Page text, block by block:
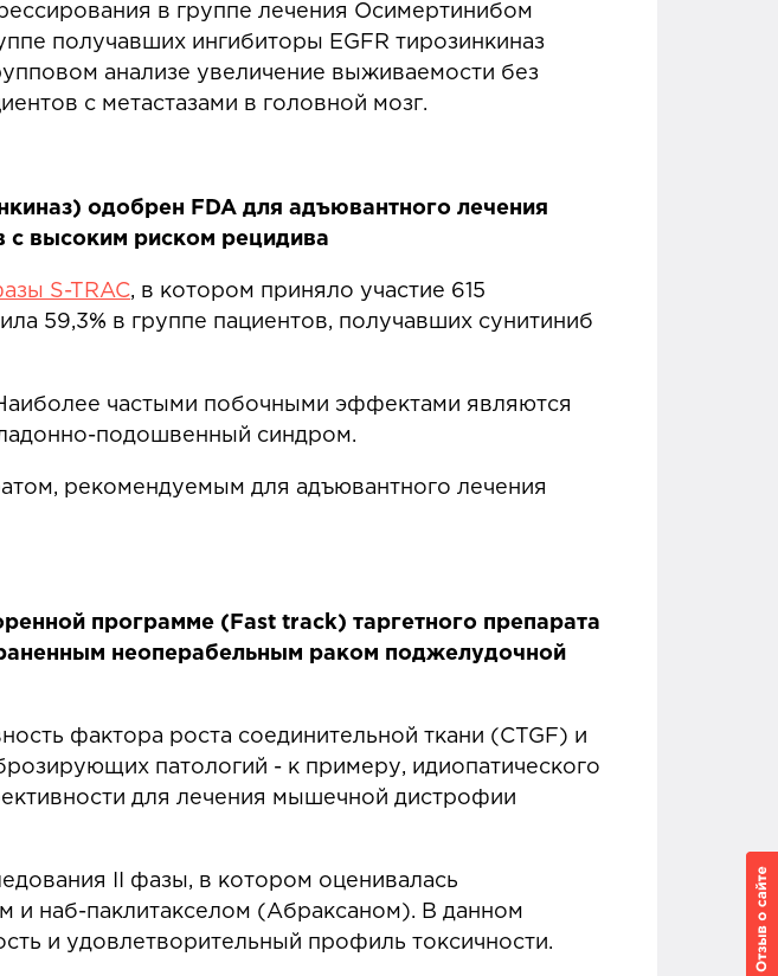
в группе лечения Осимертинибом
получавших ингибиторы EGFR тирозинкиназ
анализе увеличение выживаемости без
с метастазами в головной мозг.
одобрен FDA для адъювантного лечения
с высоким риском рецидива
S-TRAC, в котором приняло участие 615
59,3% в группе пациентов, получавших сунитиниб
частыми побочными эффектами являются
подошвенный синдром.
рекомендуемым для адъювантного лечения
программе (Fast track) таргетного препарата
неоперабельным раком поджелудочной
фактора роста соединительной ткани (CTGF) и
патологий - к примеру, идиопатического
для лечения мышечной дистрофии
II фазы, в котором оценивалась
и наб-паклитакселом (Абраксаном). В данном
и удовлетворительный профиль токсичности.